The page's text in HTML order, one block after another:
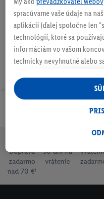
Na stiahnutie
Doprava
zadarmo
nad 70 €¹
30 dní na
vrátenie
spracúvame vaše údaje na
aplikácii (ďalej spoločne len
technológií, ktoré sa
informáciám vo vašom
technicky nevyhnutné alebo
personalizovanú reklamu v
ste účastníkom programu
aj údaje z vášho nákupného
následne si vytvoríte účet
tiež vytvoriť špeciálny online
ktorú tam uvediete, aby sme